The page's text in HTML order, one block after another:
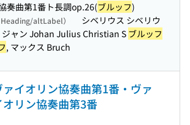
奏曲第1番ト長調op.26(ブルッフ)
altLabel）
シベリウス シベリウ
ジャン Johan Julius Christian S ブルッフ
, マックス Bruch
ァイオリン協奏曲第1番・ヴァ
オリン協奏曲第3番